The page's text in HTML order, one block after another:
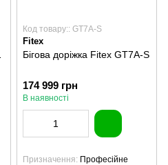
Код товару:: GT7A-S
Fitex
Бігова доріжка Fitex GT7A-S
174 999 грн
В наявності
Призначення
Професійне